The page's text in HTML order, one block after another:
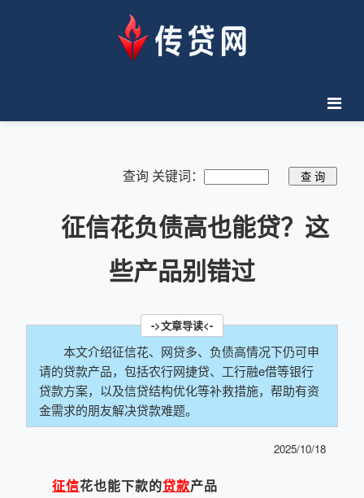
查询 关键词：
征信花负债高也能贷？这
些产品别错过
本文介绍征信花、网贷多、负债高情况下仍可申
请的贷款产品，包括农行网捷贷、工行融e借等银行
贷款方案，以及信贷结构优化等补救措施，帮助有资
金需求的朋友解决贷款难题。
2025/10/18
征信花也能下款的贷款产品